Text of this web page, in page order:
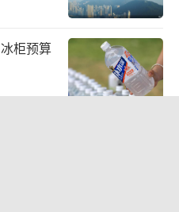
区属性，所以我们在
，增加一些高频日用
化竞争优势。”郴州
告诉食业家。
柜预算